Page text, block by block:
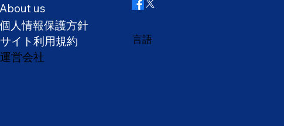
About us
個人情報保護方針
サイト利用規約
運営会社
言語